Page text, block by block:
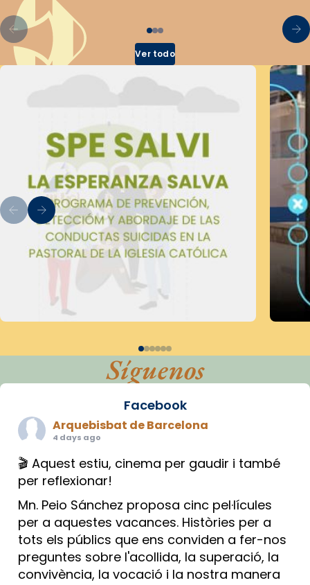
Ver todo
Síguenos
Facebook
Arquebisbat de Barcelona
4 days ago
🎬 Aquest estiu, cinema per gaudir i també
per reflexionar!
Mn. Peio Sánchez proposa cinc pel·lícules
per a aquestes vacances. Històries per a
tots els públics que ens conviden a fer-nos
preguntes sobre l'acollida, la superació, la
convivència, la vocació i la nostra manera